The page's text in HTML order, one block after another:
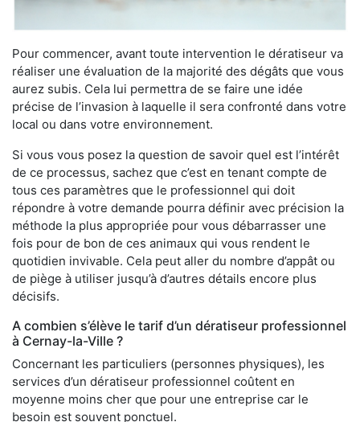
Pour commencer, avant toute intervention le dératiseur va
réaliser une évaluation de la majorité des dégâts que vous
aurez subis. Cela lui permettra de se faire une idée
précise de l’invasion à laquelle il sera confronté dans votre
local ou dans votre environnement.
Si vous vous posez la question de savoir quel est l’intérêt
de ce processus, sachez que c’est en tenant compte de
tous ces paramètres que le professionnel qui doit
répondre à votre demande pourra définir avec précision la
méthode la plus appropriée pour vous débarrasser une
fois pour de bon de ces animaux qui vous rendent le
quotidien invivable. Cela peut aller du nombre d’appât ou
de piège à utiliser jusqu’à d’autres détails encore plus
décisifs.
A combien s’élève le tarif d’un dératiseur professionnel
à Cernay-la-Ville ?
Concernant les particuliers (personnes physiques), les
services d’un dératiseur professionnel coûtent en
moyenne moins cher que pour une entreprise car le
besoin est souvent ponctuel.